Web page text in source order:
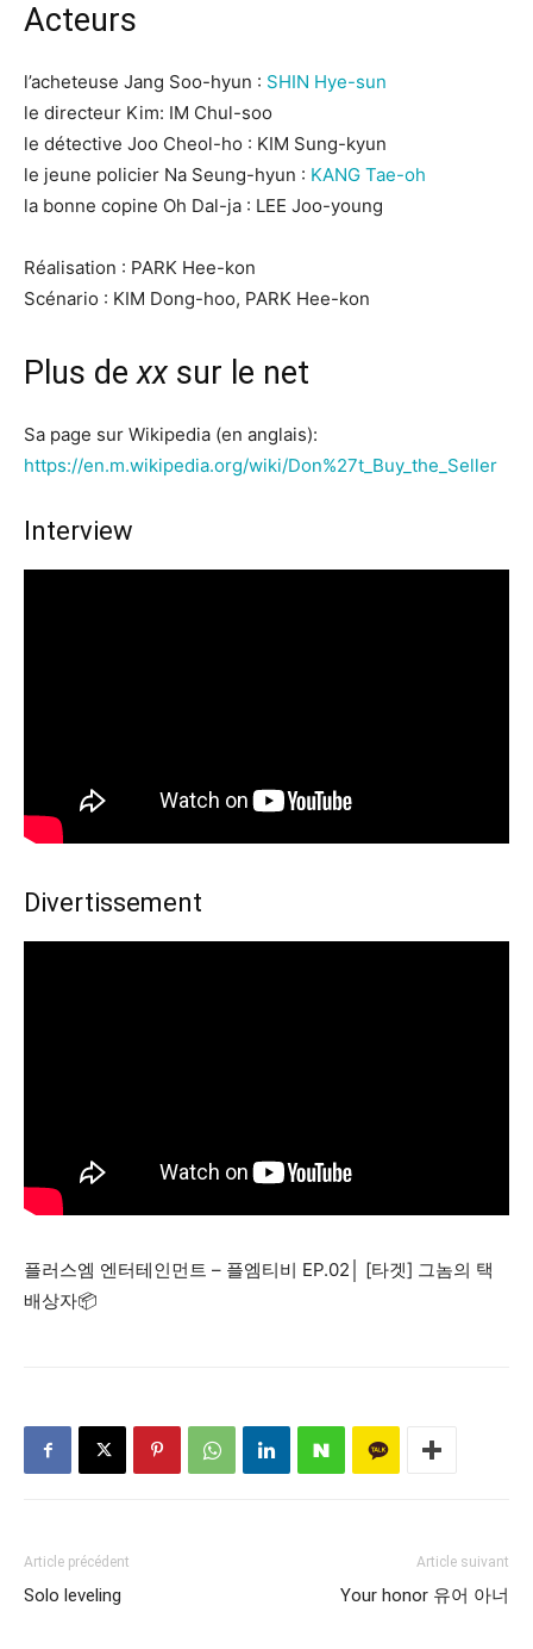
Acteurs
l’acheteuse Jang Soo-hyun : SHIN Hye-sun
le directeur Kim: IM Chul-soo
le détective Joo Cheol-ho : KIM Sung-kyun
le jeune policier Na Seung-hyun : KANG Tae-oh
la bonne copine Oh Dal-ja : LEE Joo-young
Réalisation : PARK Hee-kon
Scénario : KIM Dong-hoo, PARK Hee-kon
Plus dexx sur le net
Sa page sur Wikipedia (en anglais):
https://en.m.wikipedia.org/wiki/Don%27t_Buy_the_Seller
Interview
Divertissement
플러스엠 엔터테인먼트 – 플엠티비 EP.02│ [타겟] 그놈의 택
배상자📦
Article précédent
Solo leveling
Article suivant
Your honor 유어 아너